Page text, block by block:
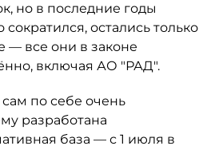
но в последние годы
остались только
все они в законе
включая АО "РАД".
сам по себе очень
разработана
база — с 1 июля в